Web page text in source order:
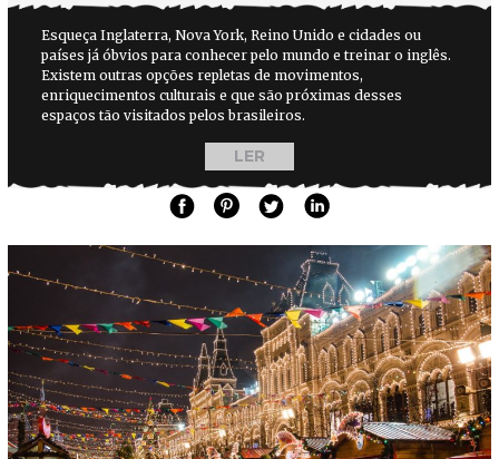
Esqueça Inglaterra, Nova York, Reino Unido e cidades ou
países já óbvios para conhecer pelo mundo e treinar o inglês.
Existem outras opções repletas de movimentos,
enriquecimentos culturais e que são próximas desses
espaços tão visitados pelos brasileiros.
LER